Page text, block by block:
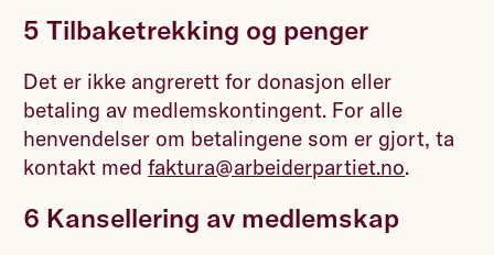
5 Tilbaketrekking og penger
Det er ikke angrerett for donasjon eller
betaling av medlemskontingent. For alle
henvendelser om betalingene som er gjort, ta
kontakt medfaktura@arbeiderpartiet.no.
6 Kansellering av medlemskap